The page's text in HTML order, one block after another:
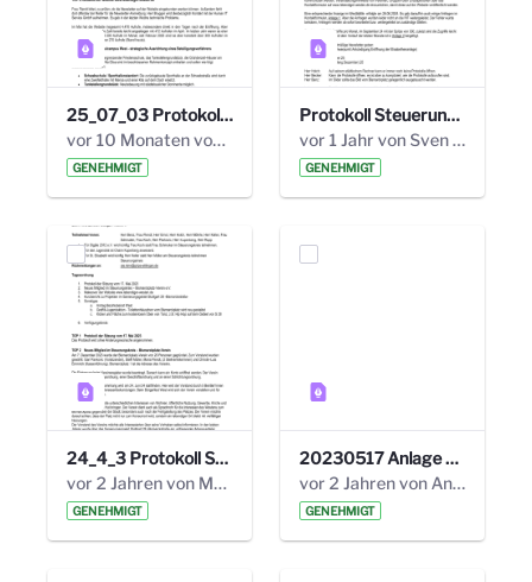
25_07_03 Protokoll Steuerungskreis.pdf
vor 10 Monaten von Alexander Orlowski
GENEHMIGT
Protokoll Steuerungskreis_06.02.2025 .pdf
vor 1 Jahr von Sven Hitzler
GENEHMIGT
24_4_3 Protokoll Steuerungskreis.pdf
vor 2 Jahren von Marcel Eckert
GENEHMIGT
20230517 Anlage 1_35. Steuerungskreis.pdf
vor 2 Jahren von Anni Schlumberger
GENEHMIGT